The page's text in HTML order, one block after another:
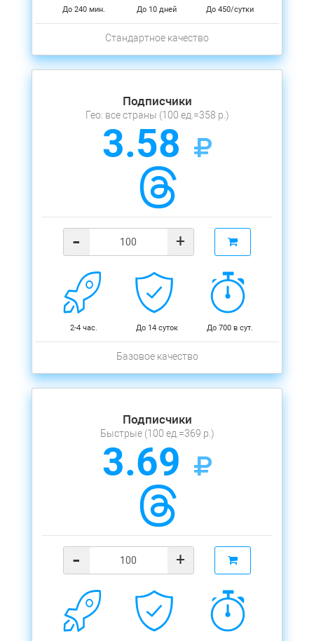
До 240 мин. До 10 дней До 450/сутки
Стандартное качество
Подписчики
Гео: все страны (100 ед.=358 р.)
3.58
- +
2-4 час. До 14 суток До 700 в сут.
Базовое качество
Подписчики
Быстрые (100 ед.=369 р.)
3.69
- +